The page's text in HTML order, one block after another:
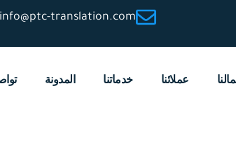
info@ptc-translation.com
عملائنا خدماتنا المدونة